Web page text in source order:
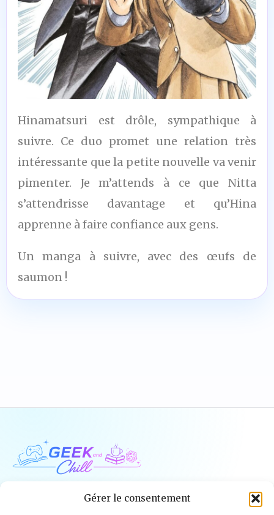
Gérer le consentement
7
/10
Hinamatsuri est drôle, sympathique à
suivre. Ce duo promet une relation très
intéressante que la petite nouvelle va venir
pimenter. Je m’attends à ce que Nitta
s’attendrisse davantage et qu’Hina
apprenne à faire confiance aux gens.
Un manga à suivre, avec des œufs de
saumon !